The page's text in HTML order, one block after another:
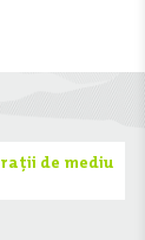
de mediu